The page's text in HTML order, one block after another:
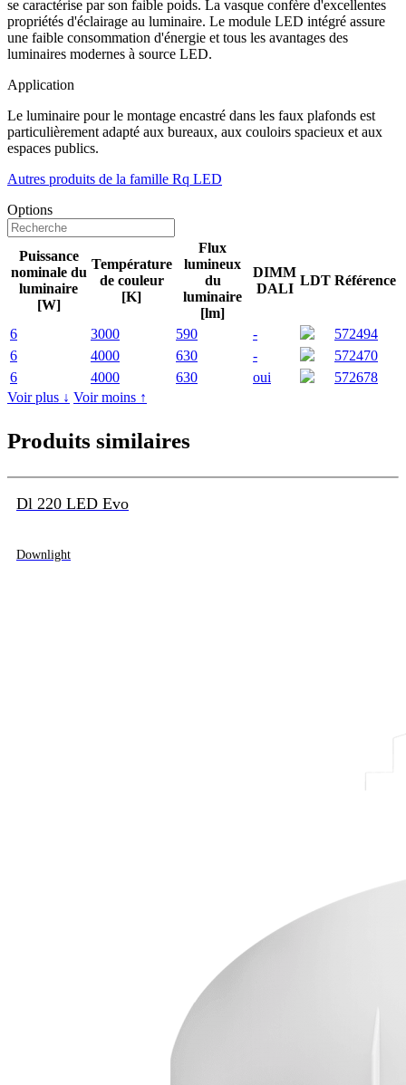
se caractérise par son faible poids. La vasque confère d'excellentes
propriétés d'éclairage au luminaire. Le module LED intégré assure
une faible consommation d'énergie et tous les avantages des
luminaires modernes à source LED.
Application
Le luminaire pour le montage encastré dans les faux plafonds est
particulièrement adapté aux bureaux, aux couloirs spacieux et aux
espaces publics.
Autres produits de la famille Rq LED
Options
Puissance
nominale du
luminaire
[W]
Température
de couleur
[K]
Flux
lumineux
du
luminaire
[lm]
DIMM
DALI
LDT Référence
6 3000 590 -
572494
6
4000 630 -
572470
6
4000 630 oui
572678
Voir plus ↓ Voir moins ↑
Produits similaires
Dl 220 LED Evo
Downlight